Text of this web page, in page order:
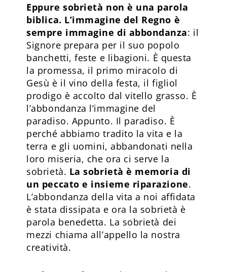
Eppure sobrietà non è una parola
biblica. L’immagine del Regno è
sempre immagine di abbondanza: il
Signore prepara per il suo popolo
banchetti, feste e libagioni. È questa
la promessa, il primo miracolo di
Gesù è il vino della festa, il figliol
prodigo è accolto dal vitello grasso. È
l’abbondanza l’immagine del
paradiso. Appunto. Il paradiso. È
perché abbiamo tradito la vita e la
terra e gli uomini, abbandonati nella
loro miseria, che ora ci serve la
sobrietà. La sobrietà è memoria di
un peccato e insieme riparazione.
L’abbondanza della vita a noi affidata
è stata dissipata e ora la sobrietà è
parola benedetta. La sobrietà dei
mezzi chiama all’appello la nostra
creatività.